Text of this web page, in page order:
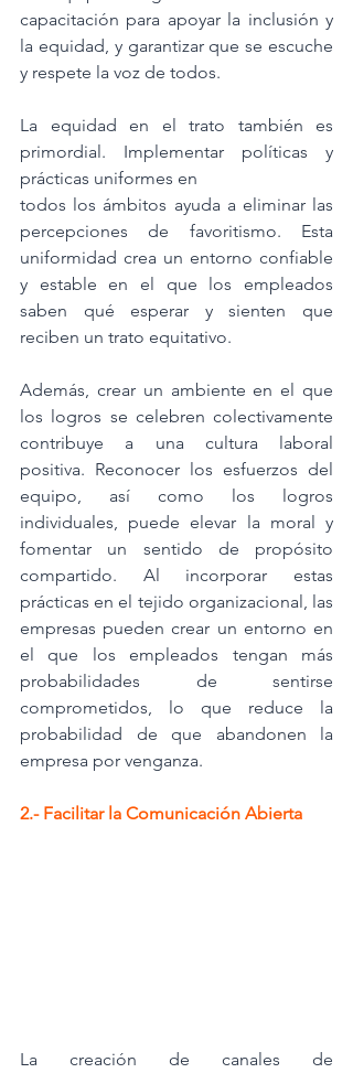
capacitación para apoyar la inclusión y
la equidad, y garantizar que se escuche
y respete la voz de todos.
La equidad en el trato también es
primordial. Implementar políticas y
prácticas uniformes en
todos los ámbitos ayuda a eliminar las
percepciones de favoritismo. Esta
uniformidad crea un entorno confiable
y estable en el que los empleados
saben qué esperar y sienten que
reciben un trato equitativo.
Además, crear un ambiente en el que
los logros se celebren colectivamente
contribuye a una cultura laboral
positiva. Reconocer los esfuerzos del
equipo, así como los logros
individuales, puede elevar la moral y
fomentar un sentido de propósito
compartido. Al incorporar estas
prácticas en el tejido organizacional, las
empresas pueden crear un entorno en
el que los empleados tengan más
probabilidades de sentirse
comprometidos, lo que reduce la
probabilidad de que abandonen la
empresa por venganza.
2.- Facilitar la Comunicación Abierta
La creación de canales de